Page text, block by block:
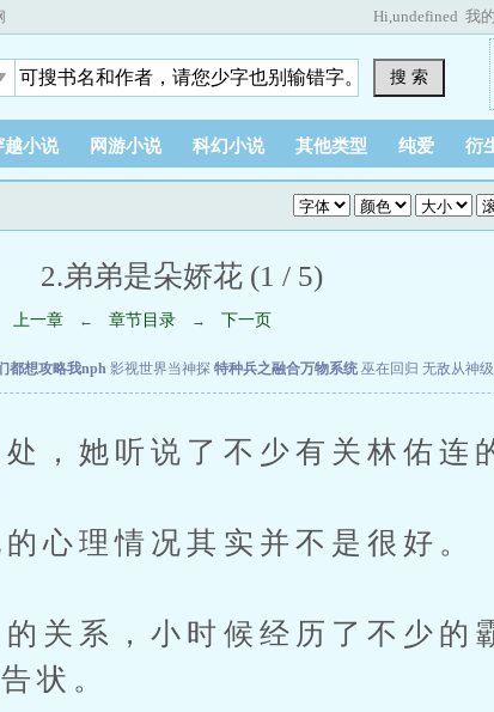
Hi,undefined 我
搜 索
越小说 网游小说 科幻小说 其他类型 纯爱 衍
2.弟弟是朵娇花 (1 / 5)
上一章 ← 章节目录 → 下一页
都想攻略我nph 影视世界当神探 特种兵之融合万物系统 巫在回归 无敌从神
她听说了不少有关林佑连的
理情况其实并不是很好。
系，小时候经历了不少的霸
状。